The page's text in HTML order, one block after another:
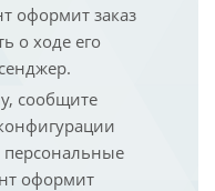
оформит заказ
о ходе его
сообщите
оформит